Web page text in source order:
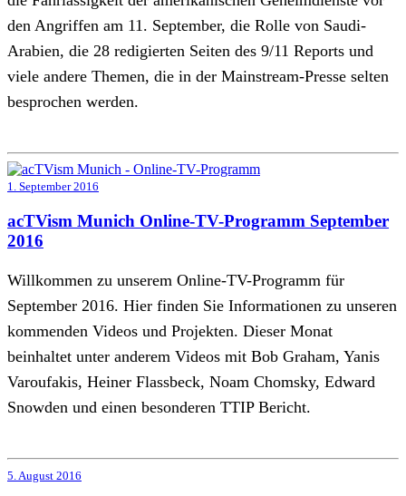
den Angriffen am 11. September, die Rolle von Saudi-
Arabien, die 28 redigierten Seiten des 9/11 Reports und
viele andere Themen, die in der Mainstream-Presse selten
besprochen werden.
1. September 2016
acTVism Munich Online-TV-Programm September
2016
Willkommen zu unserem Online-TV-Programm für
September 2016. Hier finden Sie Informationen zu unseren
kommenden Videos und Projekten. Dieser Monat
beinhaltet unter anderem Videos mit Bob Graham, Yanis
Varoufakis, Heiner Flassbeck, Noam Chomsky, Edward
Snowden und einen besonderen TTIP Bericht.
5. August 2016